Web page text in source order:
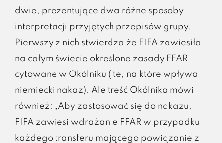
dwie, prezentujące dwa różne sposoby
interpretacji przyjętych przepisów grupy.
Pierwszy z nich stwierdza że FIFA zawiesiła
na całym świecie określone zasady FFAR
cytowane w Okólniku ( te, na które wpływa
niemiecki nakaz). Ale treść Okólnika mówi
również: „Aby zastosować się do nakazu,
FIFA zawiesi wdrażanie FFAR w przypadku
każdego transferu mającego powiązanie z